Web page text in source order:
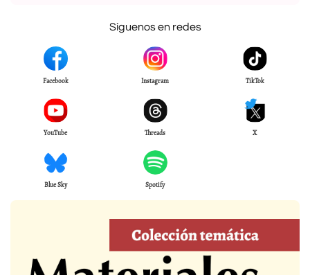
Síguenos en redes
Facebook Instagram TikTok
YouTube Threads X
Blue Sky Spotify